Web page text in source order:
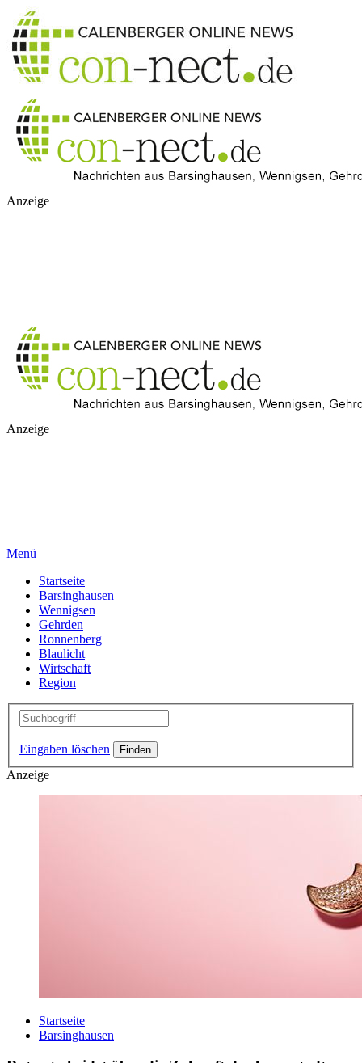
Anzeige
Anzeige
Menü
Startseite
Barsinghausen
Wennigsen
Gehrden
Ronnenberg
Blaulicht
Wirtschaft
Region
Eingaben löschen
Anzeige
Startseite
Barsinghausen